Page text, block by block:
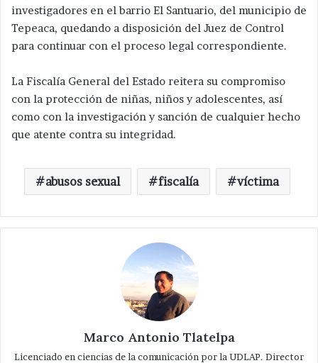
investigadores en el barrio El Santuario, del municipio de
Tepeaca, quedando a disposición del Juez de Control
para continuar con el proceso legal correspondiente.
La Fiscalía General del Estado reitera su compromiso
con la protección de niñas, niños y adolescentes, así
como con la investigación y sanción de cualquier hecho
que atente contra su integridad.
abusos sexual fiscalía víctima
Marco Antonio Tlatelpa
Licenciado en ciencias de la comunicación por la UDLAP. Director